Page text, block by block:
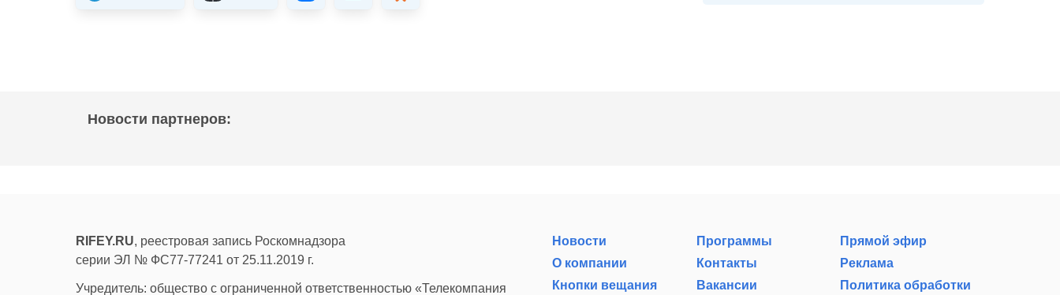
Новости партнеров:
RIFEY.RU, реестровая запись Роскомнадзора
серии ЭЛ № ФС77-77241 от 25.11.2019 г.
Учредитель: общество с ограниченной ответственностью «Телекомпания
Новости Программы
Прямой эфир
О компании
Контакты
Реклама
Кнопки вещания
Вакансии Политика обработки